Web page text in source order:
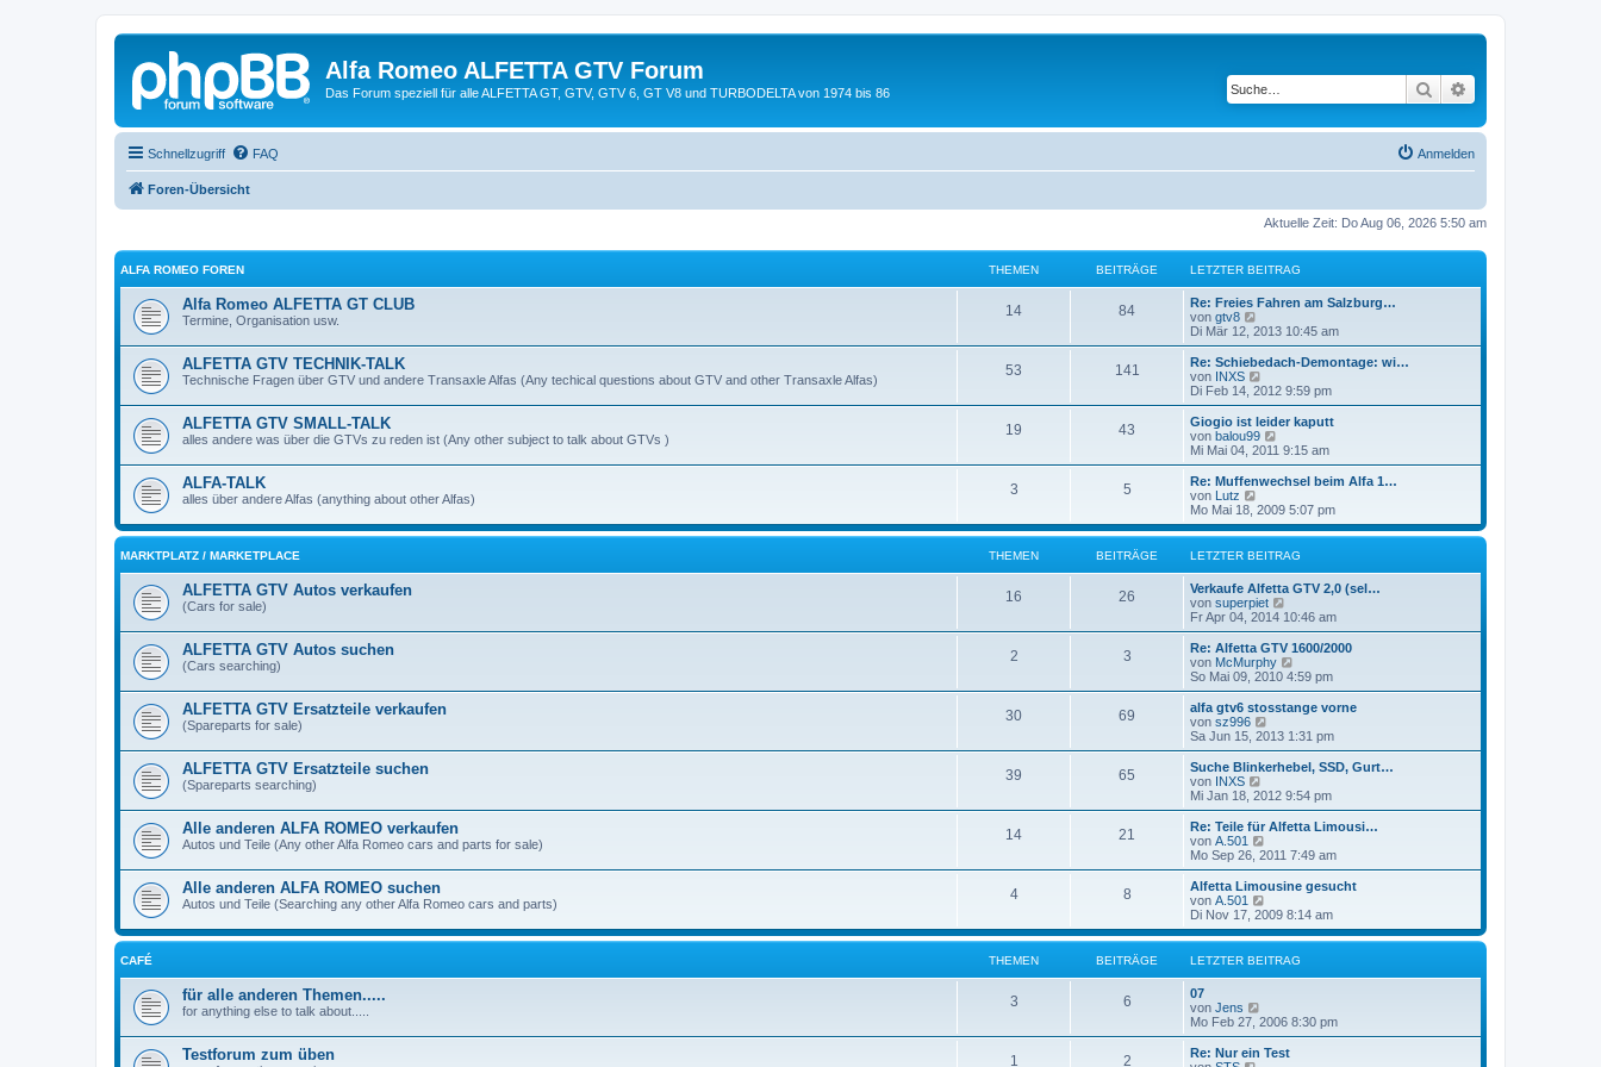
Alfa Romeo ALFETTA GTV Forum
Das Forum speziell für alle ALFETTA GT, GTV, GTV 6, GT V8 und TURBODELTA von 1974 bis 86 Suche
Schnellzugriff FAQ Anmelden
Foren-Übersicht
Aktuelle Zeit: Do Aug 06, 2026 5:50 am
ALFA ROMEO FOREN THEMEN BEITRÄGE LETZTER BEITRAG
Alfa Romeo ALFETTA GT CLUB
Termine, Organisation usw.
14 84
Re: Freies Fahren am Salzburg…
von gtv8
e
u
e
s
t
r
B
e
i
r
g
Di Mär 12, 2013 10:45 am
ALFETTA GTV TECHNIK-TALK
Technische Fragen über GTV und andere Transaxle Alfas (Any techical questions about GTV and other Transaxle Alfas)
53 141
Re: Schiebedach-Demontage: wi…
von INXS
e
u
e
s
t
B
e
i
t
a
g
Di Feb 14, 2012 9:59 pm
ALFETTA GTV SMALL-TALK
alles andere was über die GTVs zu reden ist (Any other subject to talk about GTVs )
19 43
Giogio ist leider kaputt
von balou99
e
u
e
t
r
B
e
i
t
r
a
g
Mi Mai 04, 2011 9:15 am
ALFA-TALK
alles über andere Alfas (anything about other Alfas)
3 5
Re: Muffenwechsel beim Alfa 1…
von Lutz
e
u
e
s
r
B
e
i
t
r
a
g
Mo Mai 18, 2009 5:07 pm
MARKTPLATZ / MARKETPLACE THEMEN BEITRÄGE LETZTER BEITRAG
ALFETTA GTV Autos verkaufen
(Cars for sale)
16 26
Verkaufe Alfetta GTV 2,0 (sel…
von superpiet
e
u
e
s
t
B
e
r
g
Fr Apr 04, 2014 10:46 am
ALFETTA GTV Autos suchen
(Cars searching)
2 3
Re: Alfetta GTV 1600/2000
von McMurphy
e
u
e
t
r
B
e
i
r
g
So Mai 09, 2010 4:59 pm
ALFETTA GTV Ersatzteile verkaufen
(Spareparts for sale)
30 69
alfa gtv6 stosstange vorne
von sz996
e
u
e
t
r
B
e
i
r
g
Sa Jun 15, 2013 1:31 pm
ALFETTA GTV Ersatzteile suchen
(Spareparts searching)
39 65
Suche Blinkerhebel, SSD, Gurt…
von INXS
e
u
e
s
t
B
e
i
t
a
g
Mi Jan 18, 2012 9:54 pm
Alle anderen ALFA ROMEO verkaufen
Autos und Teile (Any other Alfa Romeo cars and parts for sale)
14 21
Re: Teile für Alfetta Limousi…
von A.501
e
u
e
t
r
B
e
i
a
g
Mo Sep 26, 2011 7:49 am
Alle anderen ALFA ROMEO suchen
Autos und Teile (Searching any other Alfa Romeo cars and parts)
4 8
Alfetta Limousine gesucht
von A.501
e
u
e
s
e
i
t
Di Nov 17, 2009 8:14 am
CAFÉ THEMEN BEITRÄGE LETZTER BEITRAG
für alle anderen Themen.....
for anything else to talk about.....
3 6
07
von Jens
e
u
e
Mo Feb 27, 2006 8:30 pm
Testforum zum üben 1 2
Re: Nur ein Test